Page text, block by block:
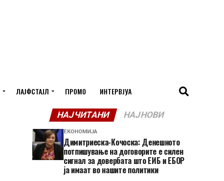
ЛАЈФСТАЈЛ ПРОМО ИНТЕРВЈУА
НАЈЧИТАНИ НАЈНОВИ
ЕКОНОМИЈА
Димитриеска-Кочоска: Денешното
потпишување на договорите е силен
сигнал за довербата што ЕИБ и ЕБОР
ја имаат во нашите политики